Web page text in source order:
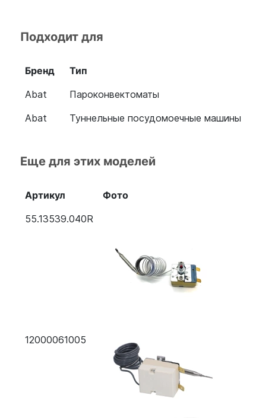
Подходит для
Бренд Тип
Abat
Пароконвектоматы
Abat
Туннельные посудомоечные машины
Еще для этих моделей
Артикул Фото
55.13539.040R
12000061005